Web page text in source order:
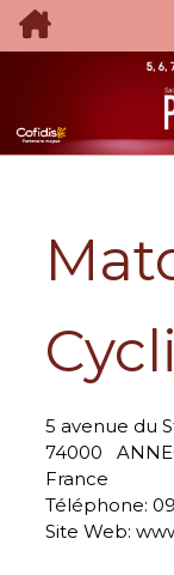
5 avenue du
74000
France
Téléphone:
Site Web: